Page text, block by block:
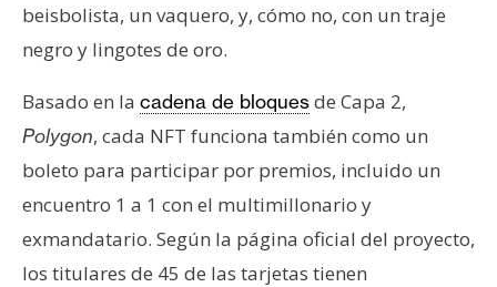
a
T
e
a
s
beisbolista, un vaquero, y, cómo no, con un traje
negro y lingotes de oro.
Basado en la cadena de bloquesde Capa 2,
Polygon, cada NFT funciona también como un
boleto para participar por premios, incluido un
encuentro 1 a 1 con el multimillonario y
exmandatario. Según la página oficial del proyecto,
los titulares de 45 de las tarjetas tienen